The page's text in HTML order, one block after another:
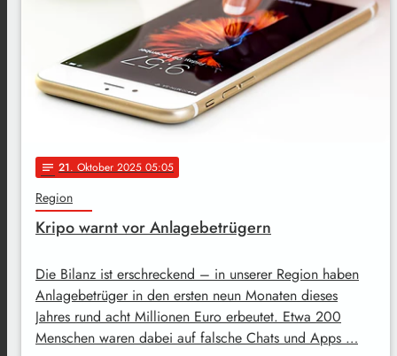
notes 21. Oktober 2025 05:05
Region
Kripo warnt vor Anlagebetrügern
Die Bilanz ist erschreckend – in unserer Region haben
Anlagebetrüger in den ersten neun Monaten dieses
Jahres rund acht Millionen Euro erbeutet. Etwa 200
Menschen waren dabei auf falsche Chats und Apps …